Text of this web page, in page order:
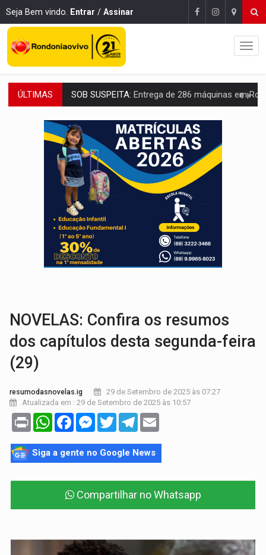
Seja Bem vindo. Entrar / Assinar
ÚLTIMAS ARTIGO:Reter até 50% no distrato imobiliário é legal, mas não pode
DO HOSPITAL AO CAMPO:Veja as mais de 200 ações de Marcos
EXPANSÃO:Grupo Nova Era amplia presença em PVH e transforma Aramix
ROTA GLOBAL:PCC amplia presença internacional e transforma Brasil em
CONEXÃO RONDONIAOVIVO:Museólogo Antônio Ocampo conduz a história de
EXTENSÃO DE DANOS: Ferroviários pedem ao Iphan recuperação de área
VARIANDO O CARDÁPIO:Veja essa receita de carne assada para o
PREJUÍZO AOS ESTUDANTES:Greve dos professores em PVH é
NOVELAS: Confira os resumos
dos capítulos desta segunda-feira
(29)
resumodasnovelas.ig
29 de Setembro de 2025 às 07:27
Atualizada em : 29 de Setembro de 2025 às 10:57
Print WhatsAppFacebookMessenger
TwitterTelegram
Siga a gente no Google News
Compartilhar no Whatsapp